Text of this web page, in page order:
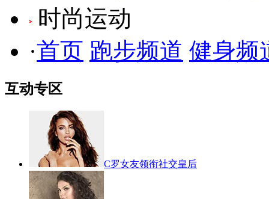
时尚运动
·首页 跑步频道 健身频
互动专区
C罗女友领衔社交皇后